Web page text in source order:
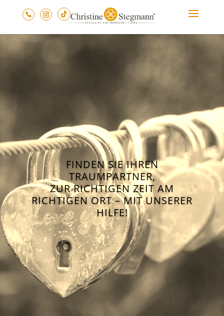
FINDEN SIE IHREN
TRAUMPARTNER,
ZUR RICHTIGEN ZEIT AM
RICHTIGEN ORT – MIT UNSERER
HILFE!